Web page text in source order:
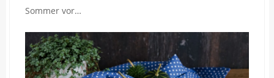
Sommer vor…